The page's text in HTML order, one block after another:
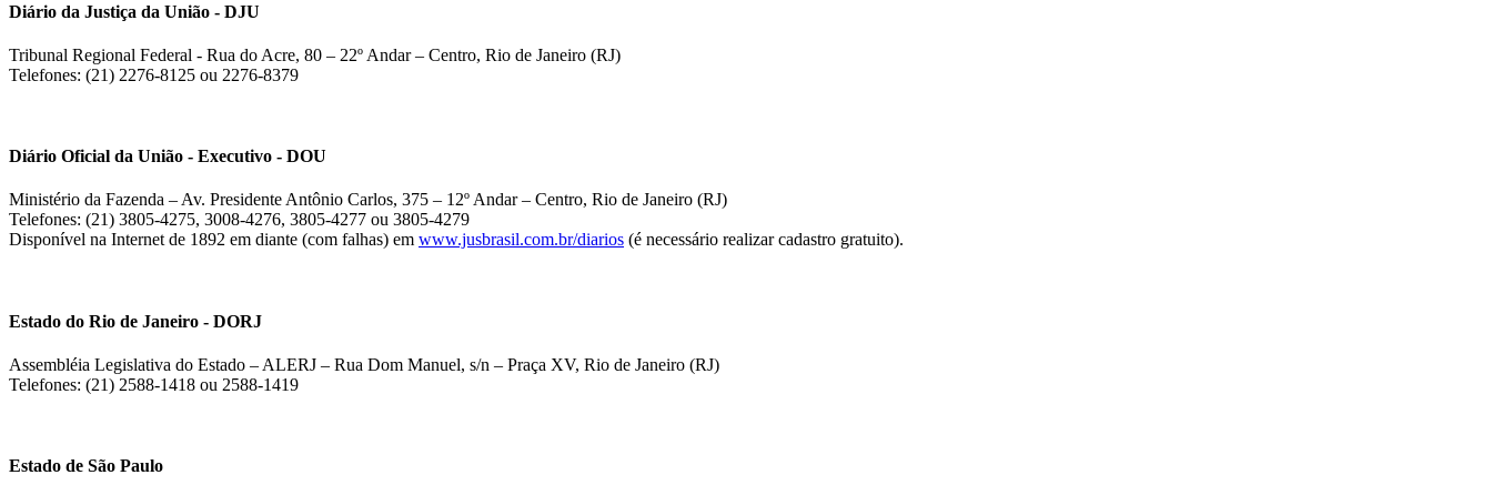
Diário da Justiça da União - DJU
Tribunal Regional Federal - Rua do Acre, 80 – 22º Andar – Centro, Rio de Janeiro (RJ)
Telefones: (21) 2276-8125 ou 2276-8379
Diário Oficial da União - Executivo - DOU
Ministério da Fazenda – Av. Presidente Antônio Carlos, 375 – 12º Andar – Centro, Rio de Janeiro (RJ)
Telefones: (21) 3805-4275, 3008-4276, 3805-4277 ou 3805-4279
Disponível na Internet de 1892 em diante (com falhas) em www.jusbrasil.com.br/diarios (é necessário realizar cadastro gratuito).
Estado do Rio de Janeiro - DORJ
Assembléia Legislativa do Estado – ALERJ – Rua Dom Manuel, s/n – Praça XV, Rio de Janeiro (RJ)
Telefones: (21) 2588-1418 ou 2588-1419
Estado de São Paulo